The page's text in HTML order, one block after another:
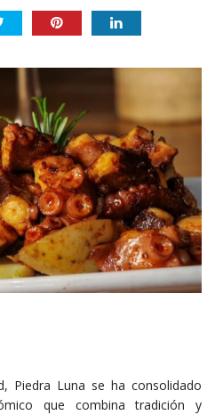
Piedra Luna se ha consolidado
que combina tradición y